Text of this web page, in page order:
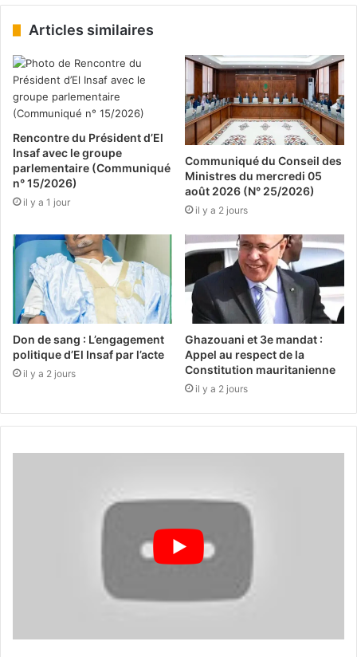
Articles similaires
Rencontre du Président d’El
Insaf avec le groupe
parlementaire (Communiqué
n° 15/2026)
il y a 1 jour
Communiqué du Conseil des
Ministres du mercredi 05
août 2026 (N° 25/2026)
il y a 2 jours
Don de sang : L’engagement
politique d’El Insaf par l’acte
il y a 2 jours
Ghazouani et 3e mandat :
Appel au respect de la
Constitution mauritanienne
il y a 2 jours